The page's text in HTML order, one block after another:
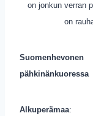
on jonkun verran
on
Suomenhevonen
pähkinänkuoressa
Alkuperämaa: